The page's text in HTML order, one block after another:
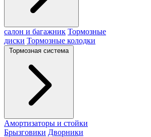
салон и багажник Тормозные
диски Тормозные колодки
Тормозная система
Амортизаторы и стойки
Брызговики Дворники